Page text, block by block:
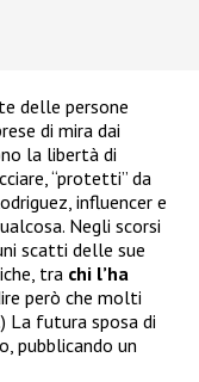
delle persone
di mira dai
la libertà di
“protetti” da
influencer e
Negli scorsi
scatti delle sue
tra chi l’ha
però che molti
La futura sposa di
pubblicando un